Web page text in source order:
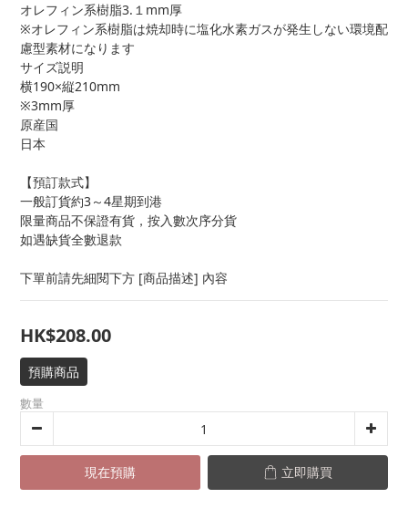
オレフィン系樹脂3.１mm厚
※オレフィン系樹脂は焼却時に塩化水素ガスが発生しない環境配
慮型素材になります
サイズ説明
横190×縦210mm
※3mm厚
原産国
日本
【預訂款式】
一般訂貨約3～4星期到港
限量商品不保證有貨，按入數次序分貨
如遇缺貨全數退款
下單前請先細閱下方 [商品描述] 內容
HK$208.00
預購商品
數量
現在預購 立即購買